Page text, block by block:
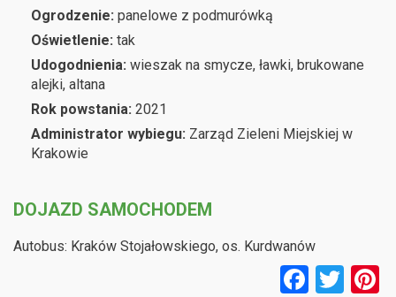
Ogrodzenie: panelowe z podmurówką
Oświetlenie: tak
Udogodnienia: wieszak na smycze, ławki, brukowane
alejki, altana
Rok powstania: 2021
Administrator wybiegu: Zarząd Zieleni Miejskiej w
Krakowie
DOJAZD SAMOCHODEM
Autobus: Kraków Stojałowskiego, os. Kurdwanów
F T